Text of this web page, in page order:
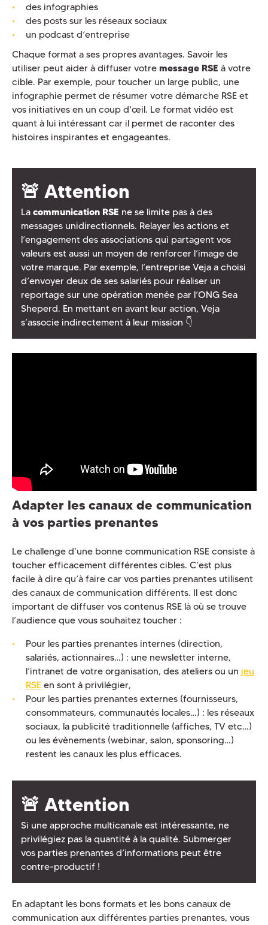
des infographies
des posts sur les réseaux sociaux
un podcast d’entreprise
Chaque format a ses propres avantages. Savoir les
utiliser peut aider à diffuser votre message RSE à votre
cible. Par exemple, pour toucher un large public, une
infographie permet de résumer votre démarche RSE et
vos initiatives en un coup d'œil. Le format vidéo est
quant à lui intéressant car il permet de raconter des
histoires inspirantes et engageantes.
🚨 Attention
Lacommunication RSE ne se limite pas à des
messages unidirectionnels. Relayer les actions et
l’engagement des associations qui partagent vos
valeurs est aussi un moyen de renforcer l’image de
votre marque. Par exemple, l’entreprise Veja a choisi
d’envoyer deux de ses salariés pour réaliser un
reportage sur une opération menée par l’ONG Sea
Sheperd. En mettant en avant leur action, Veja
s’associe indirectement à leur mission 👇
Adapter les canaux de communication
à vos parties prenantes
Le challenge d’une bonne communication RSE consiste à
toucher efficacement différentes cibles. C’est plus
facile à dire qu’à faire car vos parties prenantes utilisent
des canaux de communication différents. Il est donc
important de diffuser vos contenus RSE là où se trouve
l’audience que vous souhaitez toucher :
Pour les parties prenantes internes (direction,
salariés, actionnaires…) : une newsletter interne,
l’intranet de votre organisation, des ateliers ou un jeu
RSE en sont à privilégier,
Pour les parties prenantes externes (fournisseurs,
consommateurs, communautés locales…) : les réseaux
sociaux, la publicité traditionnelle (affiches, TV etc…)
ou les évènements (webinar, salon, sponsoring…)
restent les canaux les plus efficaces.
🚨 Attention
Si une approche multicanale est intéressante, ne
privilégiez pas la quantité à la qualité. Submerger
vos parties prenantes d’informations peut être
contre-productif !
En adaptant les bons formats et les bons canaux de
communication aux différentes parties prenantes, vous